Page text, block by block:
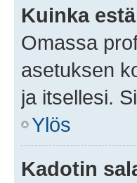
Kuinka
Omassa
asetuksen
ja itsellesi.
Ylös
Kadotin